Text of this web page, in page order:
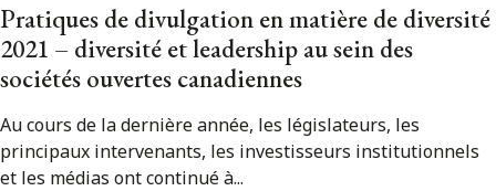
Pratiques de divulgation en matière de diversité
2021 – diversité et leadership au sein des
sociétés ouvertes canadiennes
Au cours de la dernière année, les législateurs, les
principaux intervenants, les investisseurs institutionnels
et les médias ont continué à...